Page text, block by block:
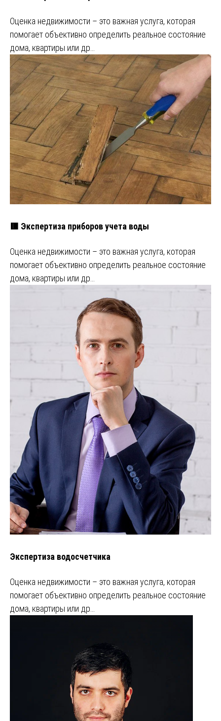
Оценка недвижимости – это важная услуга, которая
помогает объективно определить реальное состояние
дома, квартиры или др…
🟥 Экспертиза приборов учета воды
Оценка недвижимости – это важная услуга, которая
помогает объективно определить реальное состояние
дома, квартиры или др…
Экспертиза водосчетчика
Оценка недвижимости – это важная услуга, которая
помогает объективно определить реальное состояние
дома, квартиры или др…